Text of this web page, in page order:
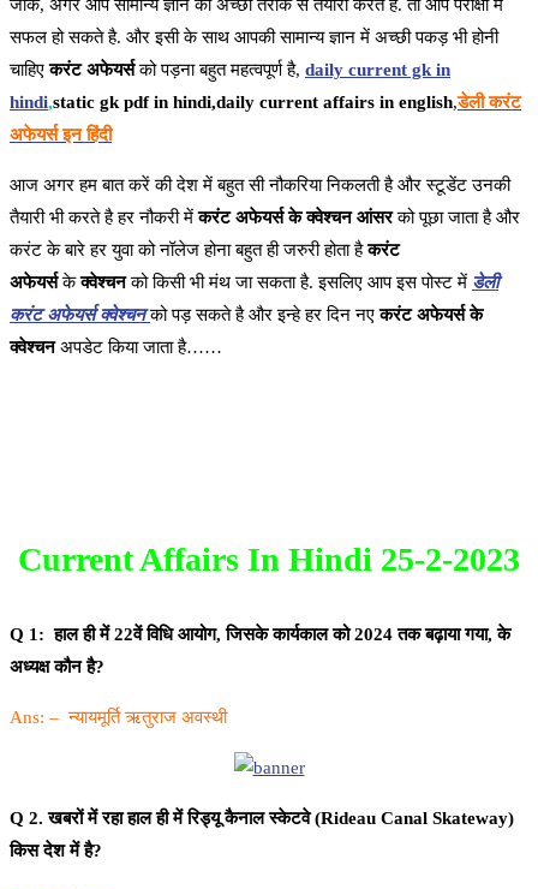
जीके, अगर आप सामान्य ज्ञान की अच्छी तरीके से तैयारी करते है. तो आप परीक्षा में
सफल हो सकते है. और इसी के साथ आपकी सामान्य ज्ञान में अच्छी पकड़ भी होनी
चाहिएकरंट अफेयर्सको पड़ना बहुत महत्वपूर्ण है, daily current gk in
hindi,static gk pdf in hindi,daily current affairs in english,डेली करंट
अफेयर्स इन हिंदी
आज अगर हम बात करें की देश में बहुत सी नौकरिया निकलती है और स्टूडेंट उनकी
तैयारी भी करते है हर नौकरी मेंकरंट अफेयर्स के क्वेश्चन आंसरको पूछा जाता है और
करंट के बारे हर युवा को नॉलेज होना बहुत ही जरुरी होता हैकरंट
अफेयर्सकेक्वेश्चनको किसी भी मंथ जा सकता है. इसलिए आप इस पोस्ट में डेली
करंट अफेयर्स क्वेश्चन को पड़ सकते है और इन्हे हर दिन नएकरंट अफेयर्स के
क्वेश्चनअपडेट किया जाता है……
Current Affairs In Hindi 25-2-2023
Q 1: हाल ही में 22वें विधि आयोग, जिसके कार्यकाल को 2024 तक बढ़ाया गया, के
अध्यक्ष कौन है?
Ans: – न्यायमूर्ति ऋतुराज अवस्थी
Q 2. खबरों में रहा हाल ही में रिड्यू कैनाल स्केटवे (Rideau Canal Skateway)
किस देश में है?